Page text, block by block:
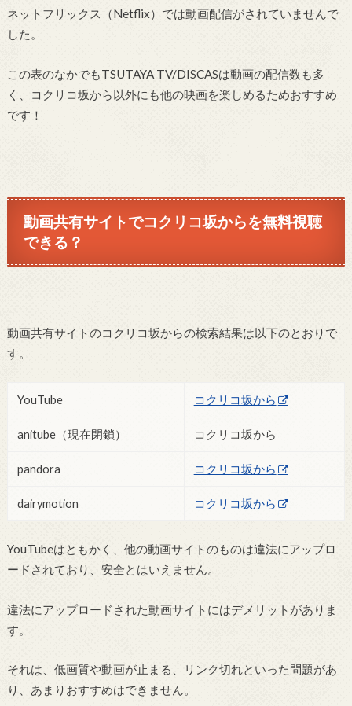
ネットフリックス（Netflix）では動画配信がされていませんで
した。
この表のなかでもTSUTAYA TV/DISCASは動画の配信数も多
く、コクリコ坂から以外にも他の映画を楽しめるためおすすめ
です！
動画共有サイトでコクリコ坂からを無料視聴
できる？
動画共有サイトのコクリコ坂からの検索結果は以下のとおりで
す。
YouTube コクリコ坂から
anitube（現在閉鎖） コクリコ坂から
pandora コクリコ坂から
dairymotion コクリコ坂から
YouTubeはともかく、他の動画サイトのものは違法にアップロ
ードされており、安全とはいえません。
違法にアップロードされた動画サイトにはデメリットがありま
す。
それは、低画質や動画が止まる、リンク切れといった問題があ
り、あまりおすすめはできません。